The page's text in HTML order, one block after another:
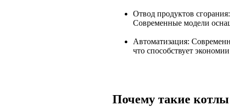
Отвод продуктов
Современные модели
Автоматизация:
что способствует
Почему такие